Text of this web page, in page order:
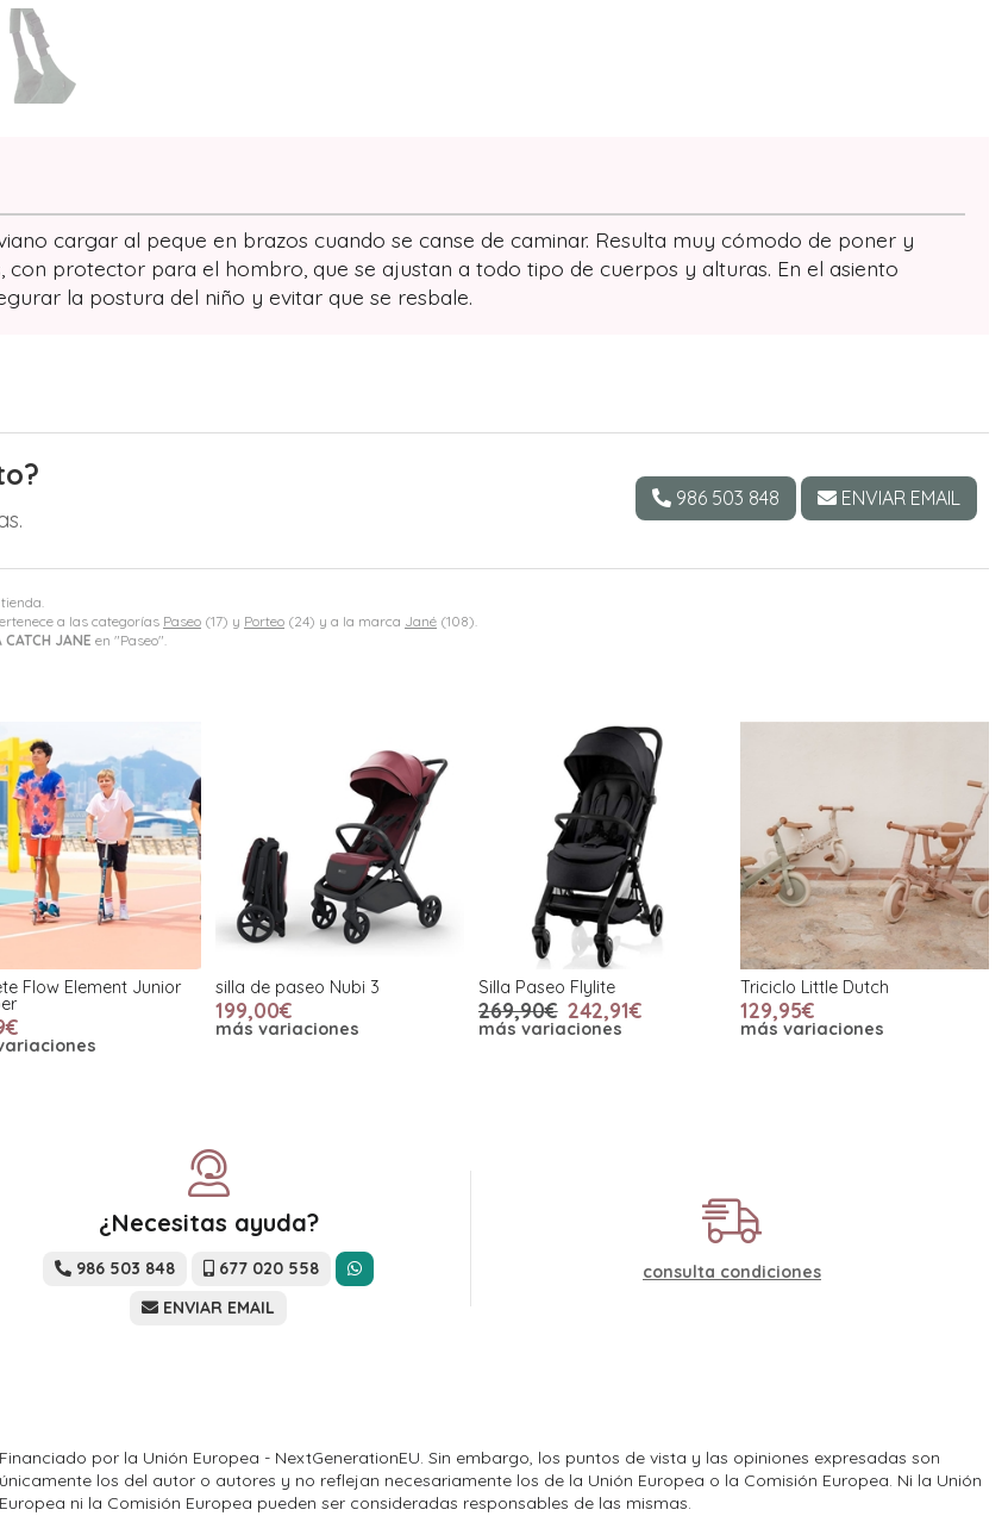
a las categorías Paseo (17) y Porteo (24) y a la marca Jané (108).
CATCH JANE en "Paseo".
cargar al peque en brazos cuando se canse de caminar. Resulta muy cómodo de poner y
con protector para el hombro, que se ajustan a todo tipo de cuerpos y alturas. En el asiento
la postura del niño y evitar que se resbale.
986 503 848 ENVIAR EMAIL
Flow Element Junior silla de paseo Nubi 3
199,00€
más variaciones
Silla Paseo Flylite
269,90€ 242,91€
más variaciones
Triciclo Little Dutch
129,95€
más variaciones
¿Necesitas ayuda?
986 503 848
677 020 558
ENVIAR EMAIL
consulta condiciones
Financiado por la Unión Europea - NextGenerationEU. Sin embargo, los puntos de vista y las opiniones expresadas son
únicamente los del autor o autores y no reflejan necesariamente los de la Unión Europea o la Comisión Europea. Ni la Unión
Europea ni la Comisión Europea pueden ser consideradas responsables de las mismas.